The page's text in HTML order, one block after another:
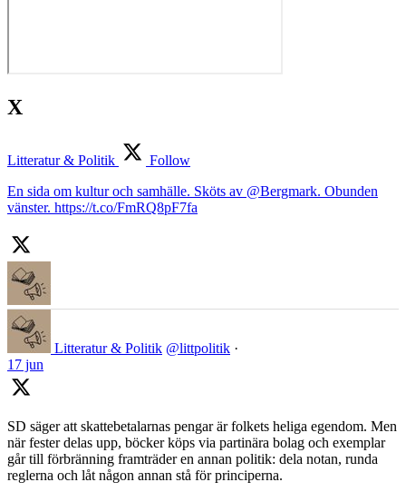
X
Litteratur & Politik
Follow
En sida om kultur och samhälle. Sköts av @Bergmark. Obunden
vänster. https://t.co/FmRQ8pF7fa
Litteratur & Politik @littpolitik ·
17 jun
SD säger att skattebetalarnas pengar är folkets heliga egendom. Men
när fester delas upp, böcker köps via partinära bolag och exemplar
går till förbränning framträder en annan politik: dela notan, runda
reglerna och låt någon annan stå för principerna.